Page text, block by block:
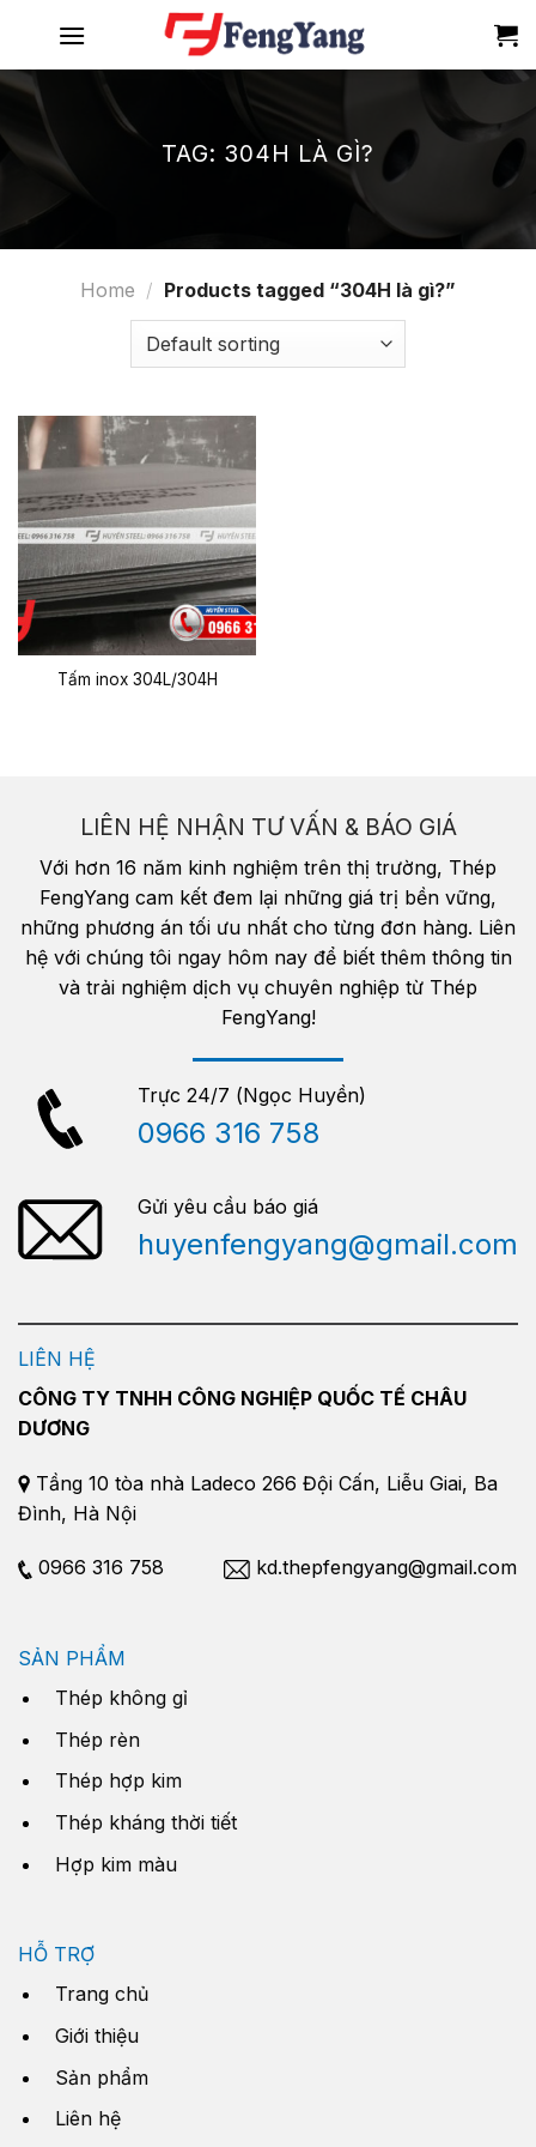
content
TAG: 304H LÀ GÌ?
Home / Products tagged “304H là gì?”
Tấm inox 304L/304H
LIÊN HỆ NHẬN TƯ VẤN & BÁO GIÁ
Với hơn 16 năm kinh nghiệm trên thị trường, Thép
FengYang cam kết đem lại những giá trị bền vững,
những phương án tối ưu nhất cho từng đơn hàng. Liên
hệ với chúng tôi ngay hôm nay để biết thêm thông tin
và trải nghiệm dịch vụ chuyên nghiệp từ Thép
FengYang!
Trực 24/7 (Ngọc Huyền)
0966 316 758
Gửi yêu cầu báo giá
huyenfengyang@gmail.com
LIÊN HỆ
CÔNG TY TNHH CÔNG NGHIỆP QUỐC TẾ CHÂU
DƯƠNG
Tầng 10 tòa nhà Ladeco 266 Đội Cấn, Liễu Giai, Ba
Đình, Hà Nội
0966 316 758 kd.thepfengyang@gmail.com
SẢN PHẨM
Thép không gỉ
Thép rèn
Thép hợp kim
Thép kháng thời tiết
Hợp kim màu
HỖ TRỢ
Trang chủ
Giới thiệu
Sản phẩm
Liên hệ